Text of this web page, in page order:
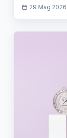
29 Mag 2026